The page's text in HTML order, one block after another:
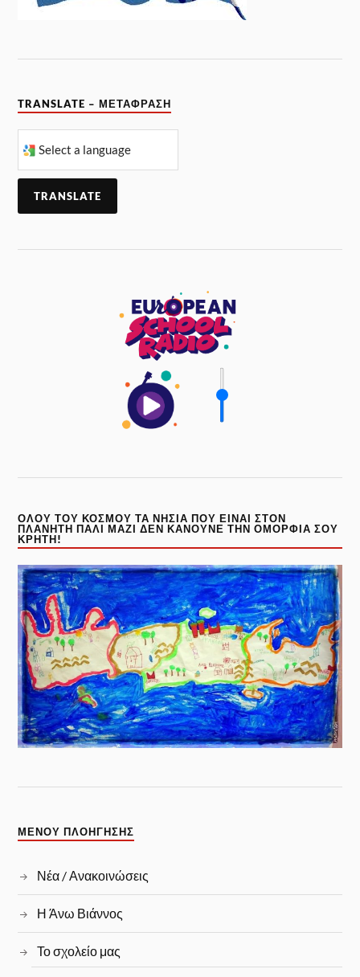
TRANSLATE – ΜΕΤΆΦΡΑΣΗ
TRANSLATE
ΌΛΟΥ ΤΟΥ ΚΌΣΜΟΥ ΤΑ ΝΗΣΙΆ ΠΟΥ ΕΊΝΑΙ ΣΤΟΝ
ΠΛΑΝΉΤΗ ΠΆΛΙ ΜΑΖΊ ΔΕΝ ΚΆΝΟΥΝΕ ΤΗΝ ΟΜΟΡΦΙΆ ΣΟΥ
ΚΡΉΤΗ!
ΜΕΝΟΎ ΠΛΟΉΓΗΣΗΣ
Νέα / Ανακοινώσεις
Η Άνω Βιάννος
Το σχολείο μας